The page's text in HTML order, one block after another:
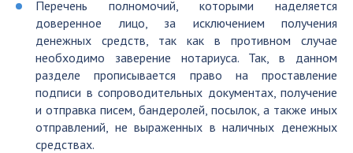
Перечень полномочий, которыми наделяется
доверенное лицо, за исключением получения
денежных средств, так как в противном случае
необходимо заверение нотариуса. Так, в данном
разделе прописывается право на проставление
подписи в сопроводительных документах, получение
и отправка писем, бандеролей, посылок, а также иных
отправлений, не выраженных в наличных денежных
средствах.